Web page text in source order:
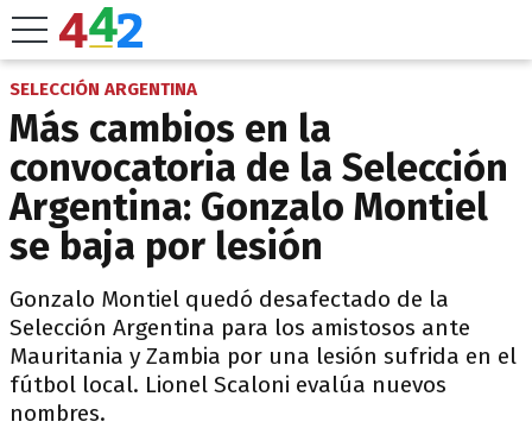
SELECCIÓN ARGENTINA
Más cambios en la
convocatoria de la Selección
Argentina: Gonzalo Montiel
se baja por lesión
Gonzalo Montiel quedó desafectado de la
Selección Argentina para los amistosos ante
Mauritania y Zambia por una lesión sufrida en el
fútbol local. Lionel Scaloni evalúa nuevos
nombres.